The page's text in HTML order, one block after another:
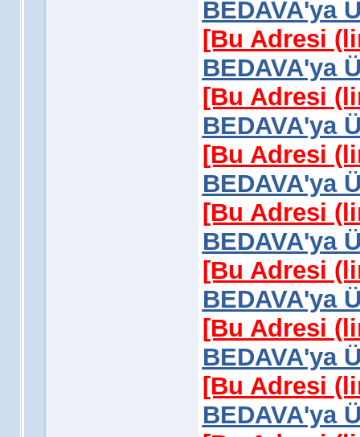
BEDAVA'ya
[Bu Adresi
BEDAVA'ya
[Bu Adresi
BEDAVA'ya
[Bu Adresi
BEDAVA'ya
[Bu Adresi
BEDAVA'ya
[Bu Adresi
BEDAVA'ya
[Bu Adresi
BEDAVA'ya
[Bu Adresi
BEDAVA'ya